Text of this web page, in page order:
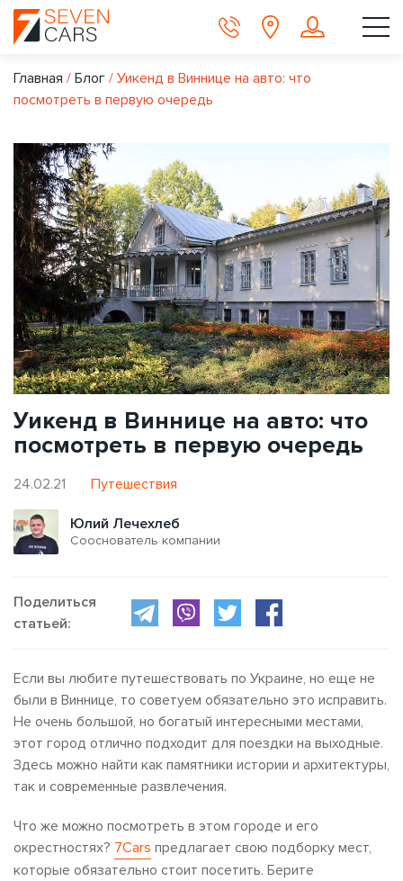
Главная / Блог / Уикенд в Виннице на авто: что
посмотреть в первую очередь
Уикенд в Виннице на авто: что
посмотреть в первую очередь
24.02.21 Путешествия
Юлий Лечехлеб
Сооснователь компании
Поделиться
статьей:
Если вы любите путешествовать по Украине, но еще не
были в Виннице, то советуем обязательно это исправить.
Не очень большой, но богатый интересными местами,
этот город отлично подходит для поездки на выходные.
Здесь можно найти как памятники истории и архитектуры,
так и современные развлечения.
Что же можно посмотреть в этом городе и его
окрестностях? 7Cars предлагает свою подборку мест,
которые обязательно стоит посетить. Берите